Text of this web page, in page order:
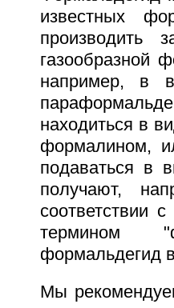
известных
производить
газообразной
например, в
находиться в
формалином,
подаваться в
получают,
соответствии
термином
формальдегид
Мы